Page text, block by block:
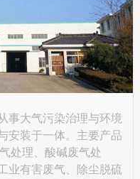
大气污染治理与环境
安装于一体。主要产品
处理、酸碱废气处
业有害废气、除尘脱硫